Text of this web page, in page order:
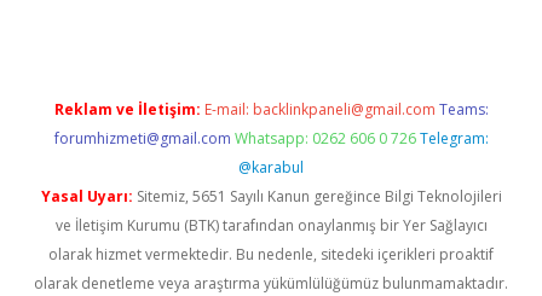
Reklam ve İletişim: E-mail: backlinkpaneli@gmail.com Teams:
forumhizmeti@gmail.com Whatsapp: 0262 606 0 726 Telegram:
@karabul
Yasal Uyarı: Sitemiz, 5651 Sayılı Kanun gereğince Bilgi Teknolojileri
ve İletişim Kurumu (BTK) tarafından onaylanmış bir Yer Sağlayıcı
olarak hizmet vermektedir. Bu nedenle, sitedeki içerikleri proaktif
olarak denetleme veya araştırma yükümlülüğümüz bulunmamaktadır.